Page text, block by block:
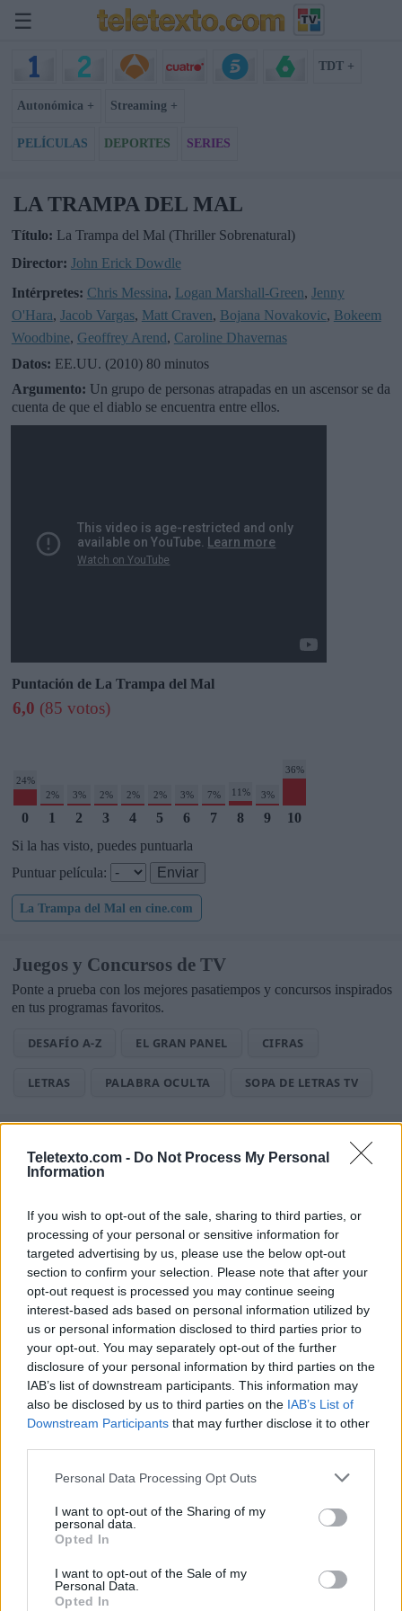
Teletexto.com - Do Not Process My Personal
Information
If you wish to opt-out of the sale, sharing to third parties, or
processing of your personal or sensitive information for
targeted advertising by us, please use the below opt-out
section to confirm your selection. Please note that after your
opt-out request is processed you may continue seeing
interest-based ads based on personal information utilized by
us or personal information disclosed to third parties prior to
your opt-out. You may separately opt-out of the further
disclosure of your personal information by third parties on the
IAB’s list of downstream participants. This information may
also be disclosed by us to third parties on the IAB’s List of
Downstream Participants that may further disclose it to other
Personal Data Processing Opt Outs
I want to opt-out of the Sharing of my
personal data.
Opted In
I want to opt-out of the Sale of my
Personal Data.
Opted In
☰
TDT +
Autonómica + Streaming +
PELÍCULAS DEPORTES SERIES
LA TRAMPA DEL MAL
Título: La Trampa del Mal (Thriller Sobrenatural)
Director: John Erick Dowdle
Intérpretes: Chris Messina, Logan Marshall-Green, Jenny
O'Hara, Jacob Vargas, Matt Craven, Bojana Novakovic, Bokeem
Woodbine, Geoffrey Arend, Caroline Dhavernas
Datos: EE.UU. (2010) 80 minutos
Argumento: Un grupo de personas atrapadas en un ascensor se da
cuenta de que el diablo se encuentra entre ellos.
Puntación de La Trampa del Mal
6,0 (85 votos)
24%
2%
3% 2% 2% 2% 3% 7% 11% 3%
36%
0 1 2 3 4 5 6 7 8 9
10
Si la has visto, puedes puntuarla
Puntuar película:
La Trampa del Mal en cine.com
Juegos y Concursos de TV
Ponte a prueba con los mejores pasatiempos y concursos inspirados
en tus programas favoritos.
DESAFÍO A-Z EL GRAN PANEL CIFRAS
LETRAS PALABRA OCULTA SOPA DE LETRAS TV
Toda la actualidad de la televisión y el streaming en España.
GENTE TV CONCURSOS REALITIES
Ver perfil
Ver perfil
en Streaming ⚽🍿🏀
El deporte no ocurre solo en el campo! ⚽🏈🏀